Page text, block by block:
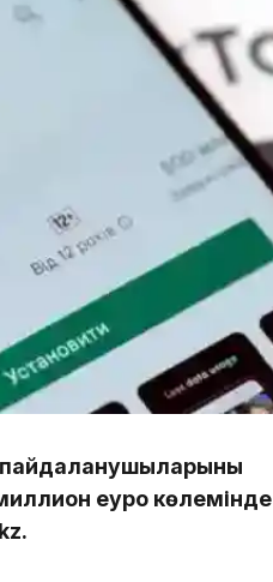
еуро көлемінде